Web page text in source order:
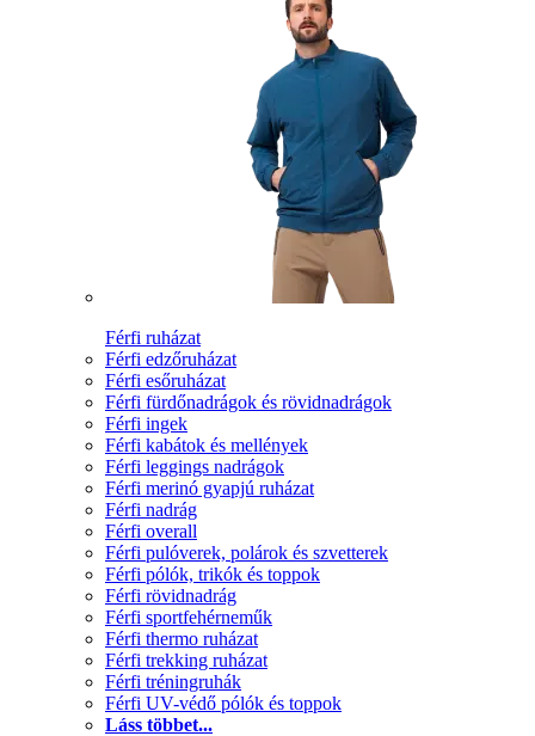
Férfi ruházat
Férfi edzőruházat
Férfi esőruházat
Férfi fürdőnadrágok és rövidnadrágok
Férfi ingek
Férfi kabátok és mellények
Férfi leggings nadrágok
Férfi merinó gyapjú ruházat
Férfi nadrág
Férfi overall
Férfi pulóverek, polárok és szvetterek
Férfi pólók, trikók és toppok
Férfi rövidnadrág
Férfi sportfehérneműk
Férfi thermo ruházat
Férfi trekking ruházat
Férfi tréningruhák
Férfi UV-védő pólók és toppok
Láss többet...